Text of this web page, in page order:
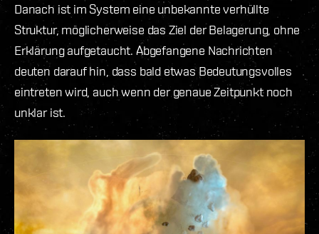
Danach ist im System eine unbekannte verhüllte
Struktur, möglicherweise das Ziel der Belagerung, ohne
Erklärung aufgetaucht. Abgefangene Nachrichten
deuten darauf hin, dass bald etwas Bedeutungsvolles
eintreten wird, auch wenn der genaue Zeitpunkt noch
unklar ist.